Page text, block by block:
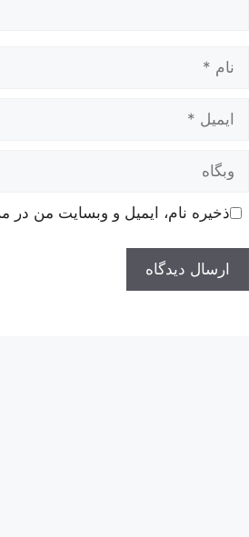
ایمیل
وبگاه
ذخیره نام، ایمیل و وبسایت من در